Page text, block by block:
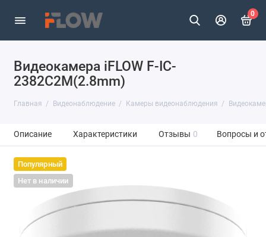
0
Видеокамера iFLOW F-IC-
2382C2M(2.8mm)
Главная Видеонаблюдение Камеры видеонаблюдения
Описание Характеристики Отзывы 0 Вопросы и
Популярный
Нет в наличии